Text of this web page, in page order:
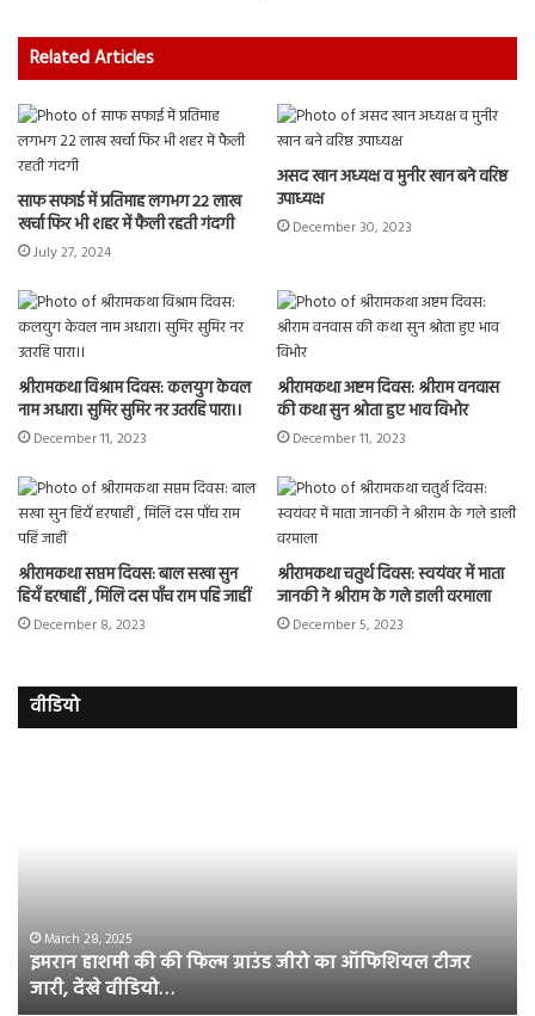
Related Articles
साफ सफाई में प्रतिमाह लगभग 22 लाख
खर्चा फिर भी शहर में फैली रहती गंदगी
July 27, 2024
असद खान अध्यक्ष व मुनीर खान बने वरिष्ठ
उपाध्यक्ष
December 30, 2023
श्रीरामकथा विश्राम दिवस: कलयुग केवल
नाम अधारा। सुमिर सुमिर नर उतरहि पारा।।
December 11, 2023
श्रीरामकथा अष्टम दिवस: श्रीराम वनवास
की कथा सुन श्रोता हुए भाव विभोर
December 11, 2023
श्रीरामकथा सप्तम दिवस: बाल सखा सुन
हियँ हरषाहीं , मिलि दस पाँच राम पहिं जाहीं
December 8, 2023
श्रीरामकथा चतुर्थ दिवस: स्वयंवर में माता
जानकी ने श्रीराम के गले डाली वरमाला
December 5, 2023
वीडियो
का
ऑफिशियल
टीजर
March 28, 2025
इमरान हाशमी की की फिल्म ग्राउंड जीरो का ऑफिशियल टीजर
जारी, देंखे वीडियो…